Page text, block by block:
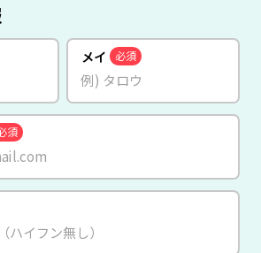
メイ 必須
須